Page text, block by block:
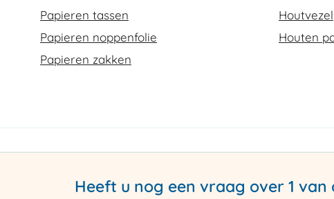
Papieren tassen
Papieren noppenfolie
Papieren zakken
Houten
Heeft u nog een vraag over 1 van